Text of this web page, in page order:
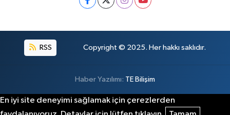
RSS Copyright © 2025. Her hakkı saklıdır.
Haber Yazılımı: TE Bilişim
En iyi site deneyimi sağlamak için çerezlerden